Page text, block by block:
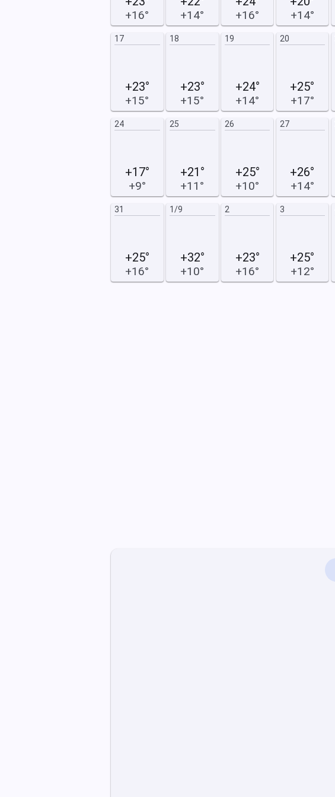
+16° +14° +16° +14°
17
+23°
+15°
18
+23°
+15°
19
+24°
+14°
20
+25°
+17°
24
+17°
+9°
25
+21°
+11°
26
+25°
+10°
27
+26°
+14°
31
+25°
+16°
1/9
+32°
+10°
2
+23°
+16°
3
+25°
+12°